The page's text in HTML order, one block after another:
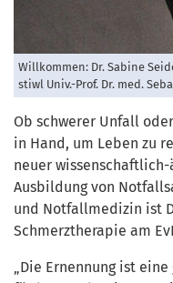
Willkommen: Dr. Sabine
stiwl Univ.-Prof. Dr. med.
Ob schwerer Unfall
in Hand, um Leben zu
neuer
Ausbildung von
und Notfallmedizin ist
Schmerztherapie am
„Die Ernennung ist